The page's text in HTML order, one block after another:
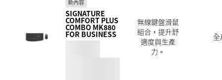
Signature Comfort Plus Combo MK880 for Business
的塑膠零件包含經認證的消費後回收塑膠 — 鍵盤為
77%，滑鼠為 63%8*不包括印刷線路板、接收器、連接線
— 賦予來自舊消費性電子產品的報
廢品塑膠第二次生命，並協助降低我們的碳足跡。
新內容
SIGNATURE
COMFORT PLUS
COMBO MK880
FOR BUSINESS
無線鍵盤滑鼠
組合，提升舒
適度與生產
力。
全